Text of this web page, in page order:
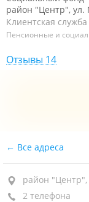
район "Центр", ул.
Клиентская
Пенсионные и
Отзывы 14
Все адреса
район "Центр",
2 телефона